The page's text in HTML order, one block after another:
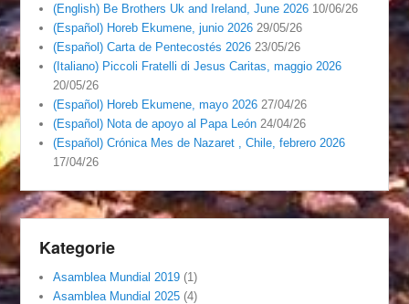
(English) Be Brothers Uk and Ireland, June 2026 10/06/26
(Español) Horeb Ekumene, junio 2026 29/05/26
(Español) Carta de Pentecostés 2026 23/05/26
(Italiano) Piccoli Fratelli di Jesus Caritas, maggio 2026
20/05/26
(Español) Horeb Ekumene, mayo 2026 27/04/26
(Español) Nota de apoyo al Papa León 24/04/26
(Español) Crónica Mes de Nazaret , Chile, febrero 2026
17/04/26
Kategorie
Asamblea Mundial 2019 (1)
Asamblea Mundial 2025 (4)